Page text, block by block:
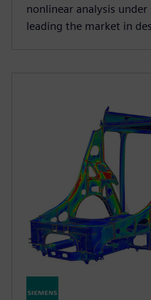
nonlinear analysis under
leading the market in